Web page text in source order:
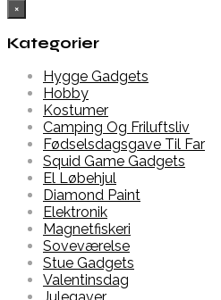
×
Kategorier
Hygge Gadgets
Hobby
Kostumer
Camping Og Friluftsliv
Fødselsdagsgave Til Far
Squid Game Gadgets
El Løbehjul
Diamond Paint
Elektronik
Magnetfiskeri
Soveværelse
Stue Gadgets
Valentinsdag